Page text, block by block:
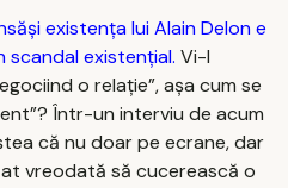
existența lui Alain Delon e
existențial. Vi-l
o relație”, așa cum se
Într-un interviu de acum
că nu doar pe ecrane, dar
vreodată să cucerească o